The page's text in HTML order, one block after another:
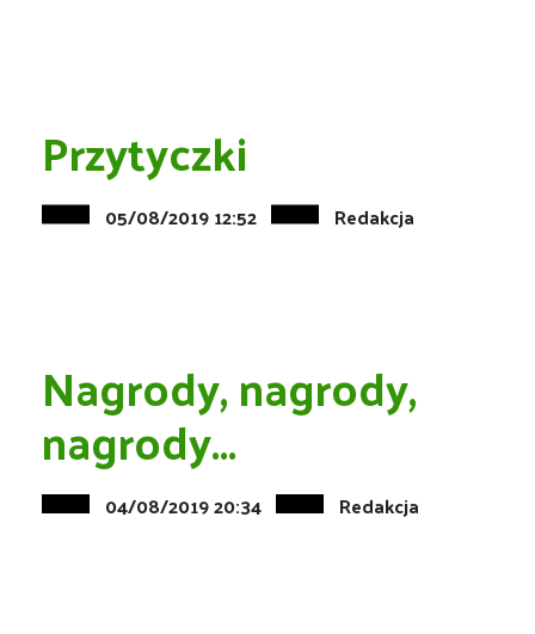
Przytyczki
05/08/2019 12:52 Redakcja
Nagrody, nagrody,
nagrody...
04/08/2019 20:34 Redakcja